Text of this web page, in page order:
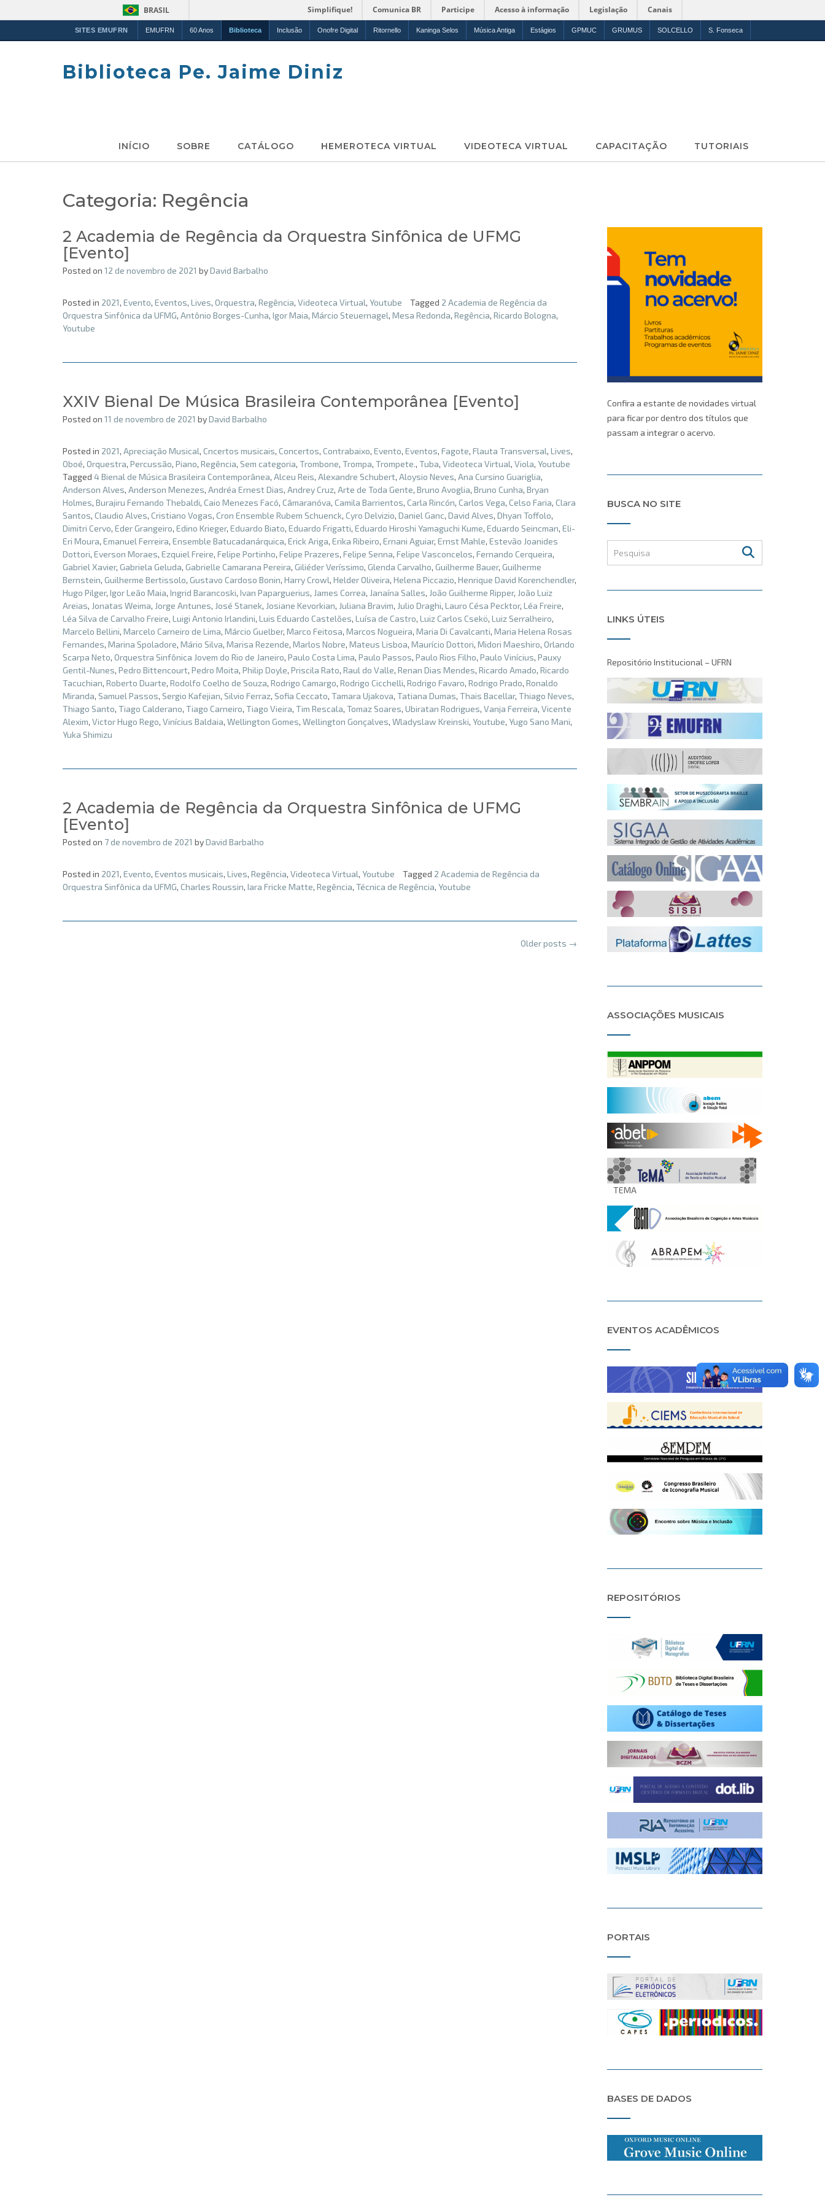
BRASIL Simplifique! Comunica BR Participe Acesso à informação Legislação Canais
SITES EMUFRN EMUFRN 60 Anos Biblioteca Inclusão Onofre Digital Ritornello Kaninga Selos Música Antiga Estágios GPMUC GRUMUS SOLCELLO S. Fonseca
Biblioteca Pe. Jaime Diniz
INÍCIO SOBRE CATÁLOGO HEMEROTECA VIRTUAL VIDEOTECA VIRTUAL CAPACITAÇÃO TUTORIAIS
Categoria: Regência
2 Academia de Regência da Orquestra Sinfônica de UFMG
[Evento]
Posted on 12 de novembro de 2021 byDavid Barbalho
Posted in 2021, Evento, Eventos, Lives, Orquestra, Regência, Videoteca Virtual, Youtube Tagged 2 Academia de Regência da
Orquestra Sinfônica da UFMG, Antônio Borges-Cunha, Igor Maia, Márcio Steuernagel, Mesa Redonda, Regência, Ricardo Bologna,
Youtube
XXIV Bienal De Música Brasileira Contemporânea [Evento]
Posted on 11 de novembro de 2021 byDavid Barbalho
Posted in 2021, Apreciação Musical, Cncertos musicais, Concertos, Contrabaixo, Evento, Eventos, Fagote, Flauta Transversal, Lives,
Oboé, Orquestra, Percussão, Piano, Regência, Sem categoria, Trombone, Trompa, Trompete., Tuba, Videoteca Virtual, Viola, Youtube
Tagged 4 Bienal de Música Brasileira Contemporânea, Alceu Reis, Alexandre Schubert, Aloysio Neves, Ana Cursino Guariglia,
Anderson Alves, Anderson Menezes, Andréa Ernest Dias, Andrey Cruz, Arte de Toda Gente, Bruno Avoglia, Bruno Cunha, Bryan
Holmes, Burajiru Fernando Thebaldi, Caio Menezes Facó, Câmaranóva, Camila Barrientos, Carla Rincón, Carlos Vega, Celso Faria, Clara
Santos, Claudio Alves, Cristiano Vogas, Cron Ensemble Rubem Schuenck, Cyro Delvizio, Daniel Ganc, David Alves, Dhyan Toffolo,
Dimitri Cervo, Eder Grangeiro, Edino Krieger, Eduardo Biato, Eduardo Frigatti, Eduardo Hiroshi Yamaguchi Kume, Eduardo Seincman, Eli-
Eri Moura, Emanuel Ferreira, Ensemble Batucadanárquica, Erick Ariga, Erika Ribeiro, Ernani Aguiar, Ernst Mahle, Estevão Joanides
Dottori, Everson Moraes, Ezquiel Freire, Felipe Portinho, Felipe Prazeres, Felipe Senna, Felipe Vasconcelos, Fernando Cerqueira,
Gabriel Xavier, Gabriela Geluda, Gabrielle Camarana Pereira, Giliéder Veríssimo, Glenda Carvalho, Guilherme Bauer, Guilherme
Bernstein, Guilherme Bertissolo, Gustavo Cardoso Bonin, Harry Crowl, Helder Oliveira, Helena Piccazio, Henrique David Korenchendler,
Hugo Pilger, Igor Leão Maia, Ingrid Barancoski, Ivan Paparguerius, James Correa, Janaína Salles, João Guilherme Ripper, João Luiz
Areias, Jonatas Weima, Jorge Antunes, José Stanek, Josiane Kevorkian, Juliana Bravim, Julio Draghi, Lauro Césa Pecktor, Léa Freire,
Léa Silva de Carvalho Freire, Luigi Antonio Irlandini, Luis Eduardo Castelões, Luísa de Castro, Luiz Carlos Csekö, Luiz Serralheiro,
Marcelo Bellini, Marcelo Carneiro de Lima, Márcio Guelber, Marco Feitosa, Marcos Nogueira, Maria Di Cavalcanti, Maria Helena Rosas
Fernandes, Marina Spoladore, Mário Silva, Marisa Rezende, Marlos Nobre, Mateus Lisboa, Maurício Dottori, Midori Maeshiro, Orlando
Scarpa Neto, Orquestra Sinfônica Jovem do Rio de Janeiro, Paulo Costa Lima, Paulo Passos, Paulo Rios Filho, Paulo Vinícius, Pauxy
Gentil-Nunes, Pedro Bittencourt, Pedro Moita, Philip Doyle, Priscila Rato, Raul do Valle, Renan Dias Mendes, Ricardo Amado, Ricardo
Tacuchian, Roberto Duarte, Rodolfo Coelho de Souza, Rodrigo Camargo, Rodrigo Cicchelli, Rodrigo Favaro, Rodrigo Prado, Ronaldo
Miranda, Samuel Passos, Sergio Kafejian, Silvio Ferraz, Sofia Ceccato, Tamara Ujakova, Tatiana Dumas, Thais Bacellar, Thiago Neves,
Thiago Santo, Tiago Calderano, Tiago Carneiro, Tiago Vieira, Tim Rescala, Tomaz Soares, Ubiratan Rodrigues, Vanja Ferreira, Vicente
Alexim, Victor Hugo Rego, Vinícius Baldaia, Wellington Gomes, Wellington Gonçalves, Wladyslaw Kreinski, Youtube, Yugo Sano Mani,
Yuka Shimizu
2 Academia de Regência da Orquestra Sinfônica de UFMG
[Evento]
Posted on 7 de novembro de 2021 byDavid Barbalho
Posted in 2021, Evento, Eventos musicais, Lives, Regência, Videoteca Virtual, Youtube Tagged 2 Academia de Regência da
Orquestra Sinfônica da UFMG, Charles Roussin, Iara Fricke Matte, Regência, Técnica de Regência, Youtube
Older posts →
Confira a estante de novidades virtual
para ficar por dentro dos títulos que
passam a integrar o acervo.
BUSCA NO SITE
LINKS ÚTEIS
Repositório Institucional – UFRN
ASSOCIAÇÕES MUSICAIS
TEMA
EVENTOS ACADÊMICOS
REPOSITÓRIOS
PORTAIS
BASES DE DADOS